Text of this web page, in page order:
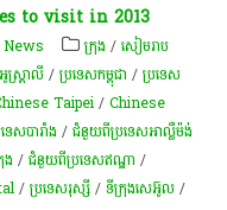
to visit in 2013
ក្រុង /សៀមរាប
ត្រាលី /ប្រទេសកម្ពុជា /ប្រទេស
Taipei /Chinese
េសបារាំង /ជំនួយពីប្រទេសអាល្លឺម៉ង់
/ជំនួយពីប្រទេសឥណ្ឌា /
/ប្រទេសរុស្សី /ទីក្រុងសេអ៊ូល /